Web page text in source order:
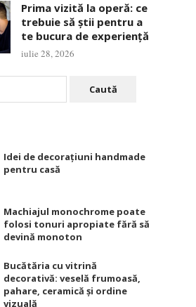
Prima vizită la operă: ce
trebuie să știi pentru a
te bucura de experiență
iulie 28, 2026
Idei de decorațiuni handmade
pentru casă
Machiajul monochrome poate
folosi tonuri apropiate fără să
devină monoton
Bucătăria cu vitrină
decorativă: veselă frumoasă,
pahare, ceramică și ordine
vizuală